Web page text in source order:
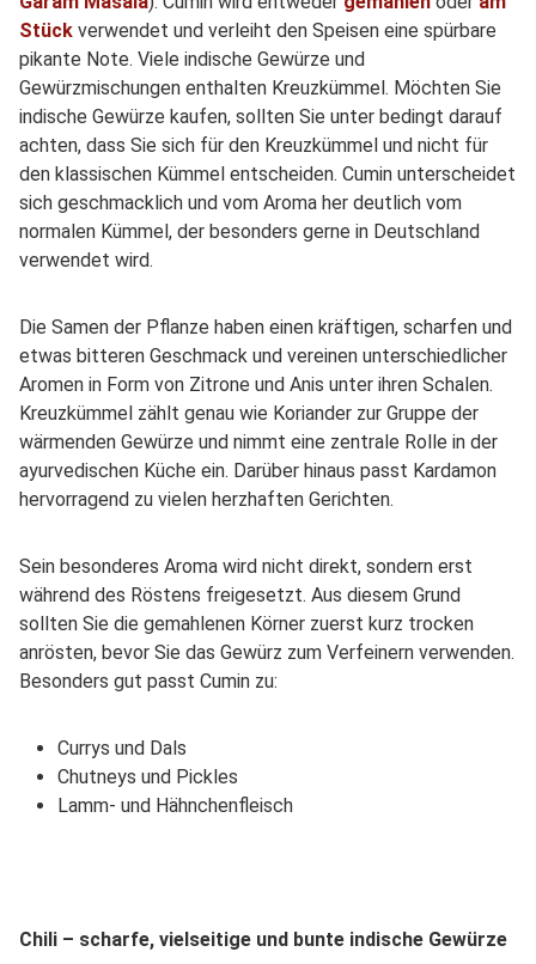
Stück verwendet und verleiht den Speisen eine spürbare
pikante Note. Viele indische Gewürze und
Gewürzmischungen enthalten Kreuzkümmel. Möchten Sie
indische Gewürze kaufen, sollten Sie unter bedingt darauf
achten, dass Sie sich für den Kreuzkümmel und nicht für
den klassischen Kümmel entscheiden. Cumin unterscheidet
sich geschmacklich und vom Aroma her deutlich vom
normalen Kümmel, der besonders gerne in Deutschland
verwendet wird.
Die Samen der Pflanze haben einen kräftigen, scharfen und
etwas bitteren Geschmack und vereinen unterschiedlicher
Aromen in Form von Zitrone und Anis unter ihren Schalen.
Kreuzkümmel zählt genau wie Koriander zur Gruppe der
wärmenden Gewürze und nimmt eine zentrale Rolle in der
ayurvedischen Küche ein. Darüber hinaus passt Kardamon
hervorragend zu vielen herzhaften Gerichten.
Sein besonderes Aroma wird nicht direkt, sondern erst
während des Röstens freigesetzt. Aus diesem Grund
sollten Sie die gemahlenen Körner zuerst kurz trocken
anrösten, bevor Sie das Gewürz zum Verfeinern verwenden.
Besonders gut passt Cumin zu:
Currys und Dals
Chutneys und Pickles
Lamm- und Hähnchenfleisch
Chili – scharfe, vielseitige und bunte indische Gewürze